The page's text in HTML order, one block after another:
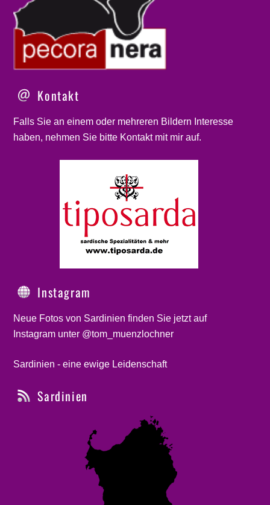
Kontakt
Falls Sie an einem oder mehreren Bildern Interesse
haben, nehmen Sie bitte Kontaktmit mir auf.
Instagram
Neue Fotos von Sardinien finden Sie jetzt auf
Instagram unter @tom_muenzlochner
Sardinien - eine ewige Leidenschaft
Sardinien